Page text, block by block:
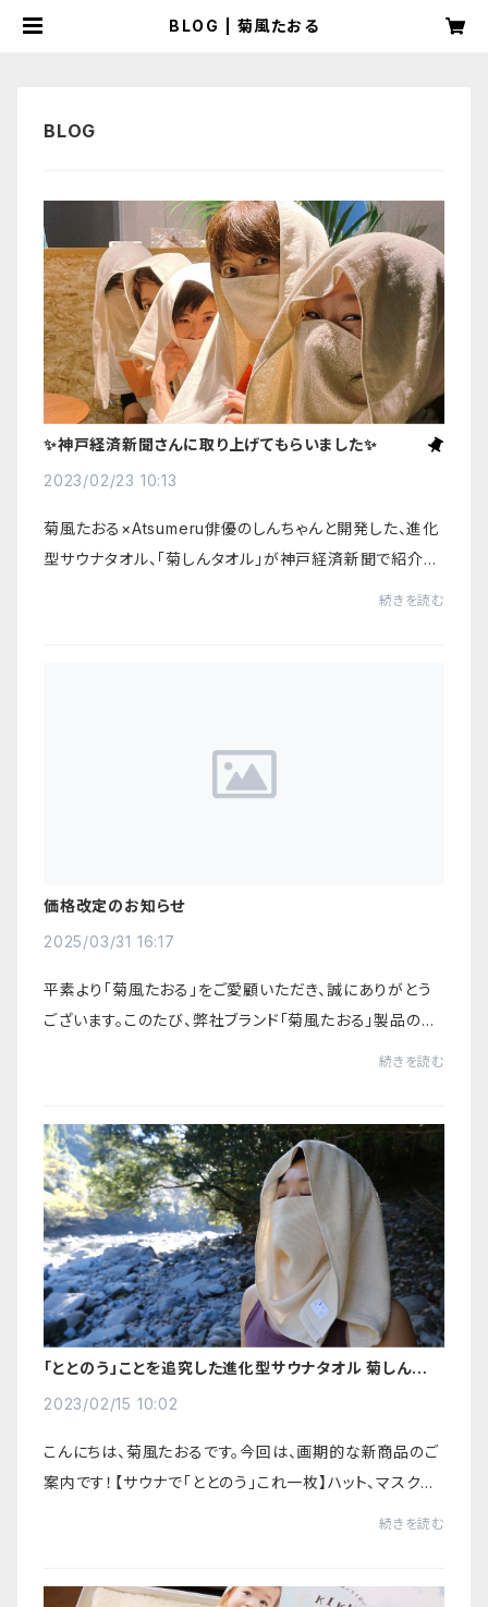
BLOG | 菊風たおる
✨神戸経済新聞さんに取り上げてもらいました✨
2023/02/23 10:13
菊風たおる×Atsumeru俳優のしんちゃんと開発した、進化
型サウナタオル、「菊しんタオル」が神戸経済新聞で紹介さ
続きを読む
価格改定のお知らせ
2025/03/31 16:17
平素より「菊風たおる」をご愛顧いただき、誠にありがとう
ございます。このたび、弊社ブランド「菊風たおる」製品の価
続きを読む
「ととのう」ことを追究した進化型サウナタオル 菊しんタオ
2023/02/15 10:02
こんにちは、菊風たおるです。今回は、画期的な新商品のご
案内です！【サウナで「ととのう」これ一枚】ハット、マスクは
続きを読む